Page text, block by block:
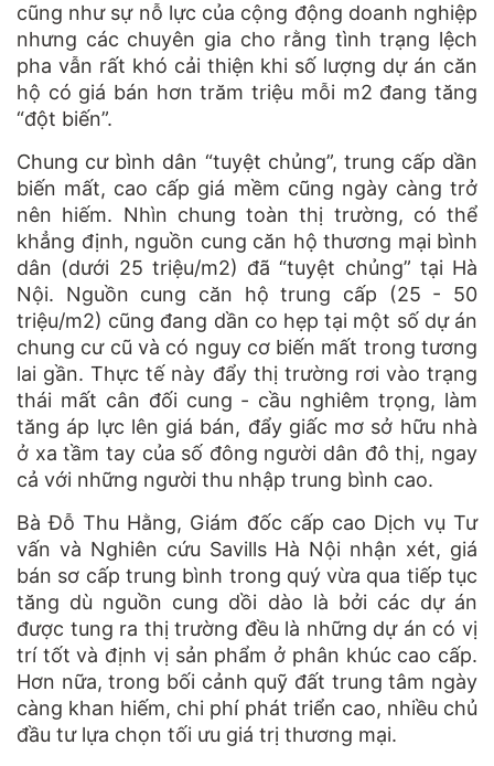
cũng như sự nỗ lực của cộng động doanh nghiệp
nhưng các chuyên gia cho rằng tình trạng lệch
pha vẫn rất khó cải thiện khi số lượng dự án căn
hộ có giá bán hơn trăm triệu mỗi m2 đang tăng
“đột biến”.
Chung cư bình dân “tuyệt chủng”, trung cấp dần
biến mất, cao cấp giá mềm cũng ngày càng trở
nên hiếm. Nhìn chung toàn thị trường, có thể
khẳng định, nguồn cung căn hộ thương mại bình
dân (dưới 25 triệu/m2) đã “tuyệt chủng” tại Hà
Nội. Nguồn cung căn hộ trung cấp (25 - 50
triệu/m2) cũng đang dần co hẹp tại một số dự án
chung cư cũ và có nguy cơ biến mất trong tương
lai gần. Thực tế này đẩy thị trường rơi vào trạng
thái mất cân đối cung - cầu nghiêm trọng, làm
tăng áp lực lên giá bán, đẩy giấc mơ sở hữu nhà
ở xa tầm tay của số đông người dân đô thị, ngay
cả với những người thu nhập trung bình cao.
Bà Đỗ Thu Hằng, Giám đốc cấp cao Dịch vụ Tư
vấn và Nghiên cứu Savills Hà Nội nhận xét, giá
bán sơ cấp trung bình trong quý vừa qua tiếp tục
tăng dù nguồn cung dồi dào là bởi các dự án
được tung ra thị trường đều là những dự án có vị
trí tốt và định vị sản phẩm ở phân khúc cao cấp.
Hơn nữa, trong bối cảnh quỹ đất trung tâm ngày
càng khan hiếm, chi phí phát triển cao, nhiều chủ
đầu tư lựa chọn tối ưu giá trị thương mại.